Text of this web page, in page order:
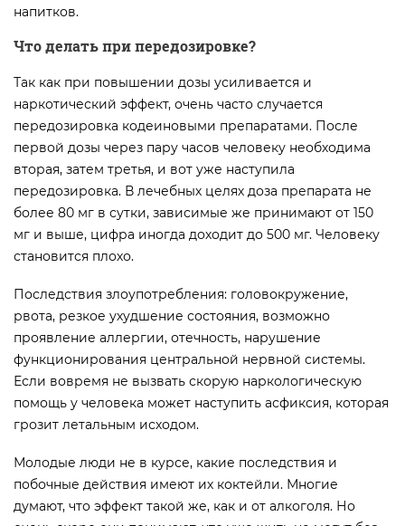
напитков.
Что делать при передозировке?
Так как при повышении дозы усиливается и
наркотический эффект, очень часто случается
передозировка кодеиновыми препаратами. После
первой дозы через пару часов человеку необходима
вторая, затем третья, и вот уже наступила
передозировка. В лечебных целях доза препарата не
более 80 мг в сутки, зависимые же принимают от 150
мг и выше, цифра иногда доходит до 500 мг. Человеку
становится плохо.
Последствия злоупотребления: головокружение,
рвота, резкое ухудшение состояния, возможно
проявление аллергии, отечность, нарушение
функционирования центральной нервной системы.
Если вовремя не вызвать скорую наркологическую
помощь у человека может наступить асфиксия, которая
грозит летальным исходом.
Молодые люди не в курсе, какие последствия и
побочные действия имеют их коктейли. Многие
думают, что эффект такой же, как и от алкоголя. Но